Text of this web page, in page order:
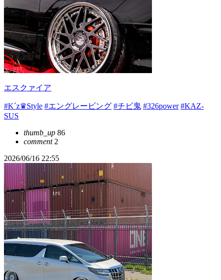
エスクァイア
#K´z♛︎Style #エングレービング #チビ鬼 #326power #KAZ-
SUS
thumb_up 86
comment2
2026/06/16 22:55